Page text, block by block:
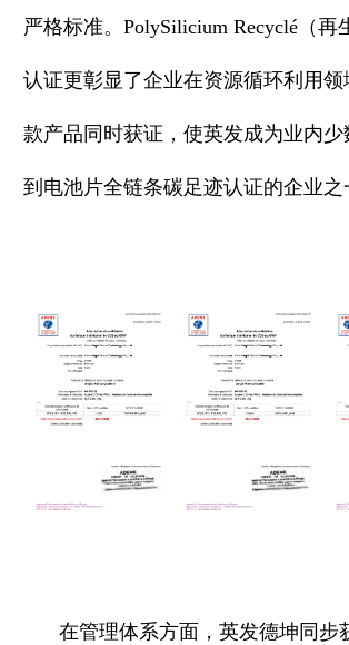
严格标准。PolySilicium Recyclé（再
认证更彰显了企业在资源循环利用
款产品同时获证，使英发成为业内
到电池片全链条碳足迹认证的企业之
在管理体系方面，英发德坤同步